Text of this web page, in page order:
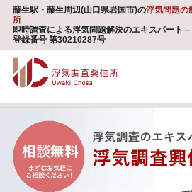
藤生駅・藤生周辺(山口県岩国市)の浮気問題の
所
即時調査による浮気問題解決のエキスパート –
登録番号 第30210287号